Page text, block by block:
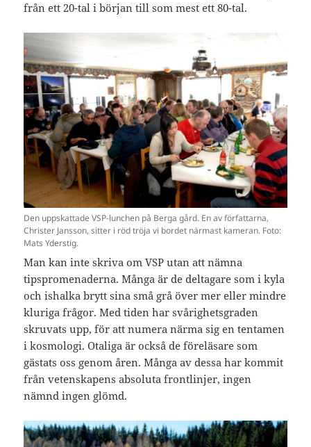
från ett 20-tal i början till som mest ett 80-tal.
Den uppskattade VSP-lunchen på Berga gård. En av författarna,
Christer Jansson, sitter i röd tröja vi bordet närmast kameran. Foto:
Mats Yderstig.
Man kan inte skriva om VSP utan att nämna
tipspromenaderna. Många är de deltagare som i kyla
och ishalka brytt sina små grå över mer eller mindre
kluriga frågor. Med tiden har svårighetsgraden
skruvats upp, för att numera närma sig en tentamen
i kosmologi. Otaliga är också de föreläsare som
gästats oss genom åren. Många av dessa har kommit
från vetenskapens absoluta frontlinjer, ingen
nämnd ingen glömd.